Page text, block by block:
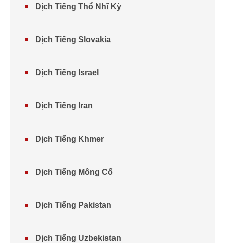
Dịch Tiếng Thổ Nhĩ Kỳ
Dịch Tiếng Slovakia
Dịch Tiếng Israel
Dịch Tiếng Iran
Dịch Tiếng Khmer
Dịch Tiếng Mông Cổ
Dịch Tiếng Pakistan
Dịch Tiếng Uzbekistan